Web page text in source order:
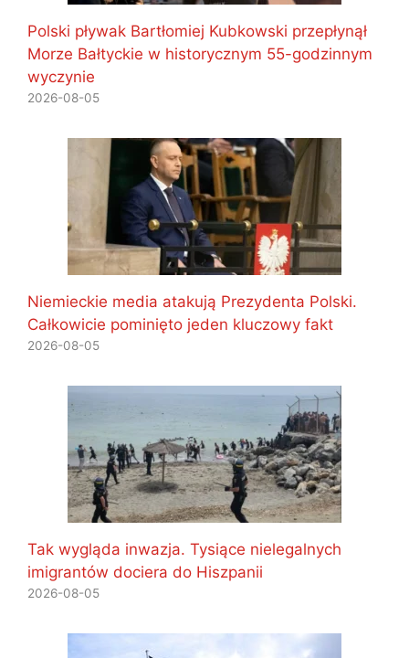
Polski pływak Bartłomiej Kubkowski przepłynął
Morze Bałtyckie w historycznym 55-godzinnym
wyczynie
2026-08-05
Niemieckie media atakują Prezydenta Polski.
Całkowicie pominięto jeden kluczowy fakt
2026-08-05
Tak wygląda inwazja. Tysiące nielegalnych
imigrantów dociera do Hiszpanii
2026-08-05